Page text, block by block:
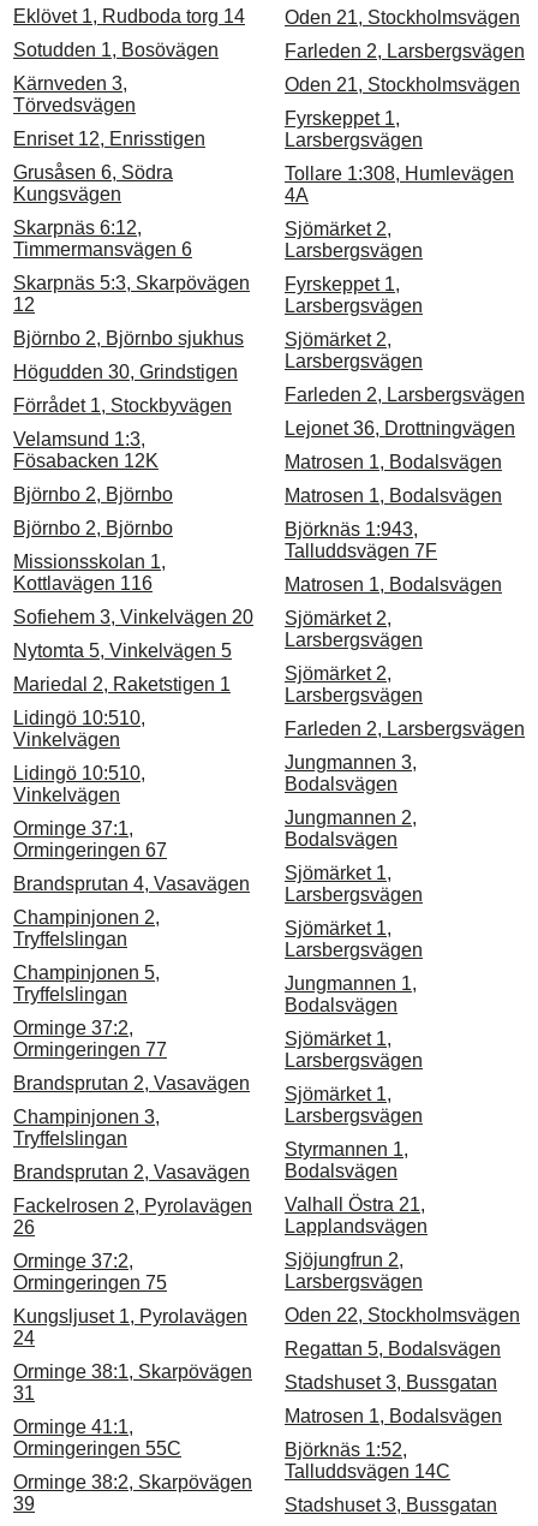
Eklövet 1, Rudboda torg 14
Sotudden 1, Bosövägen
Kärnveden 3,
Törvedsvägen
Enriset 12, Enrisstigen
Grusåsen 6, Södra
Kungsvägen
Skarpnäs 6:12,
Timmermansvägen 6
Skarpnäs 5:3, Skarpövägen
12
Björnbo 2, Björnbo sjukhus
Högudden 30, Grindstigen
Förrådet 1, Stockbyvägen
Velamsund 1:3,
Fösabacken 12K
Björnbo 2, Björnbo
Björnbo 2, Björnbo
Missionsskolan 1,
Kottlavägen 116
Sofiehem 3, Vinkelvägen 20
Nytomta 5, Vinkelvägen 5
Mariedal 2, Raketstigen 1
Lidingö 10:510,
Vinkelvägen
Lidingö 10:510,
Vinkelvägen
Orminge 37:1,
Ormingeringen 67
Brandsprutan 4, Vasavägen
Champinjonen 2,
Tryffelslingan
Champinjonen 5,
Tryffelslingan
Orminge 37:2,
Ormingeringen 77
Brandsprutan 2, Vasavägen
Champinjonen 3,
Tryffelslingan
Brandsprutan 2, Vasavägen
Fackelrosen 2, Pyrolavägen
26
Orminge 37:2,
Ormingeringen 75
Kungsljuset 1, Pyrolavägen
24
Orminge 38:1, Skarpövägen
31
Orminge 41:1,
Ormingeringen 55C
Orminge 38:2, Skarpövägen
39
Oden 21, Stockholmsvägen
Farleden 2, Larsbergsvägen
Oden 21, Stockholmsvägen
Fyrskeppet 1,
Larsbergsvägen
Tollare 1:308, Humlevägen
4A
Sjömärket 2,
Larsbergsvägen
Fyrskeppet 1,
Larsbergsvägen
Sjömärket 2,
Larsbergsvägen
Farleden 2, Larsbergsvägen
Lejonet 36, Drottningvägen
Matrosen 1, Bodalsvägen
Matrosen 1, Bodalsvägen
Björknäs 1:943,
Talluddsvägen 7F
Matrosen 1, Bodalsvägen
Sjömärket 2,
Larsbergsvägen
Sjömärket 2,
Larsbergsvägen
Farleden 2, Larsbergsvägen
Jungmannen 3,
Bodalsvägen
Jungmannen 2,
Bodalsvägen
Sjömärket 1,
Larsbergsvägen
Sjömärket 1,
Larsbergsvägen
Jungmannen 1,
Bodalsvägen
Sjömärket 1,
Larsbergsvägen
Sjömärket 1,
Larsbergsvägen
Styrmannen 1,
Bodalsvägen
Valhall Östra 21,
Lapplandsvägen
Sjöjungfrun 2,
Larsbergsvägen
Oden 22, Stockholmsvägen
Regattan 5, Bodalsvägen
Stadshuset 3, Bussgatan
Matrosen 1, Bodalsvägen
Björknäs 1:52,
Talluddsvägen 14C
Stadshuset 3, Bussgatan